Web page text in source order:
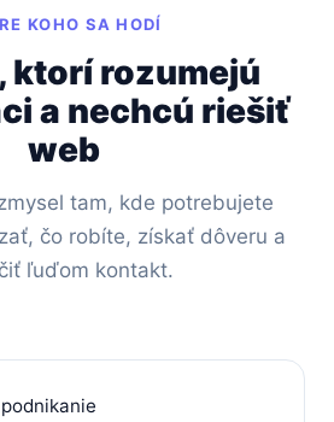
KOHO SA HODÍ
ktorí rozumejú
a nechcú riešiť
web
tam, kde potrebujete
čo robíte, získať dôveru a
ľuďom kontakt.